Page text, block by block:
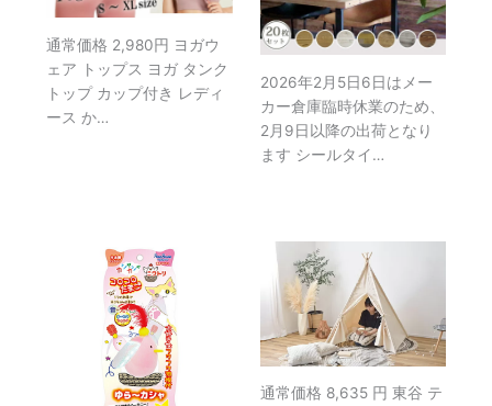
通常価格 2,980円 ヨガウ
ェア トップス ヨガ タンク
トップ カップ付き レディ
ース か…
2026年2月5日6日はメー
カー倉庫臨時休業のため、
2月9日以降の出荷となり
ます シールタイ…
通常価格 8,635 円 東谷 テ